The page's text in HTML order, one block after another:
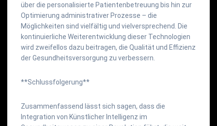
über die personalisierte Patientenbetreuung bis hin zur
Optimierung administrativer Prozesse – die
Möglichkeiten sind vielfältig und vielversprechend. Die
kontinuierliche Weiterentwicklung dieser Technologien
wird zweifellos dazu beitragen, die Qualität und Effizienz
der Gesundheitsversorgung zu verbessern.
**Schlussfolgerung**
Zusammenfassend lässt sich sagen, dass die
Integration von Künstlicher Intelligenz im